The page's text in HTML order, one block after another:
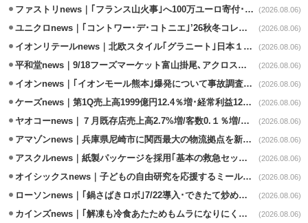
ファストリnews｜｢フランス山火事｣へ100万ユーロ寄付･衣料5万点も提供 (2026.08.06)
ユニクロnews｜｢コントワー･デ･コトニエ｣’26秋冬コレクション8/28発売 (2026.08.06)
イオンリテールnews｜北欧スタイル｢グラニート｣日本１号店を自由が丘に開業 (2026.08.06)
平和堂news｜9/18フーズマーケット富山掛尾､アクロスプラザ内に出店 (2026.08.06)
イオンnews｜｢イオンモール熊本｣爆発について事故調査委員会設置 (2026.08.06)
ケーズnews｜第1Q売上高1999億円12.4％増･経常利益125.0%増 (2026.08.06)
ヤオコーnews｜７月既存店売上高2.7%増/客数0.１％増/客単価2.6％増 (2026.08.06)
アマゾンnews｜兵庫県尼崎市に関西最大の物流拠点を新設・市内2拠点目 (2026.08.06)
アスクルnews｜紙製パッケージを採用｢基本の救急セット｣8/5発売 (2026.08.06)
オイシックスnews｜子どもの自由研究を応援するミールキット8/6発売 (2026.08.06)
ローソンnews｜｢鍋さばきロボ｣7/22導入･できたて炒めメニューを提供 (2026.08.06)
カインズnews｜｢解凍も冷食あたためもムラになりにくいフラットレンジ｣発売 (2026.08.06)